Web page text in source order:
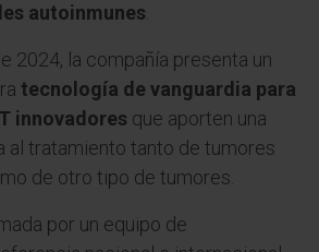
autoinmunes
2024, la compañía presenta un
tecnología de vanguardia para
innovadores que aporten una
al tratamiento tanto de tumores
de otro tipo de tumores.
por un equipo de